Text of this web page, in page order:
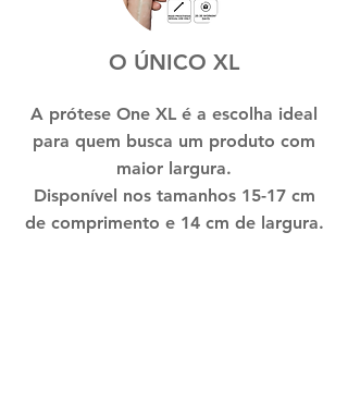
O ÚNICO XL
A prótese One XL é a escolha ideal
para quem busca um produto com
maior largura.
Disponível nos tamanhos 15-17 cm
de comprimento e 14 cm de largura.